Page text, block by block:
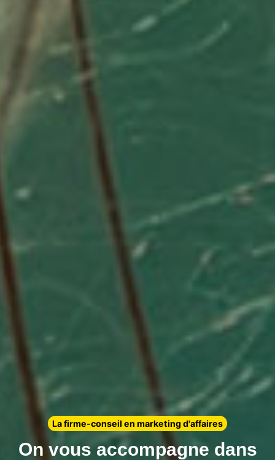
La firme-conseil en marketing d'affaires
On vous accompagne dans